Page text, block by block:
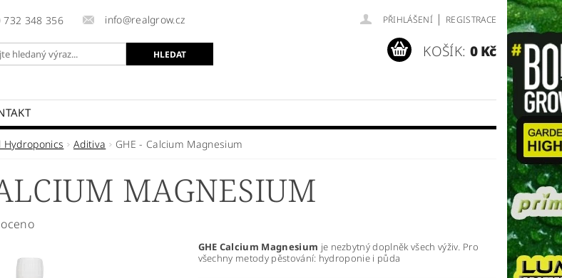
732 348 356 info@realgrow.cz PŘIHLÁŠENÍ | REGISTRACE
KOŠÍK: 0 Kč
Hydroponics Aditiva GHE - Calcium Magnesium
MAGNESIUM
GHE Calcium Magnesium je nezbytný doplněk všech výživ. Pro
všechny metody pěstování: hydroponie i půda